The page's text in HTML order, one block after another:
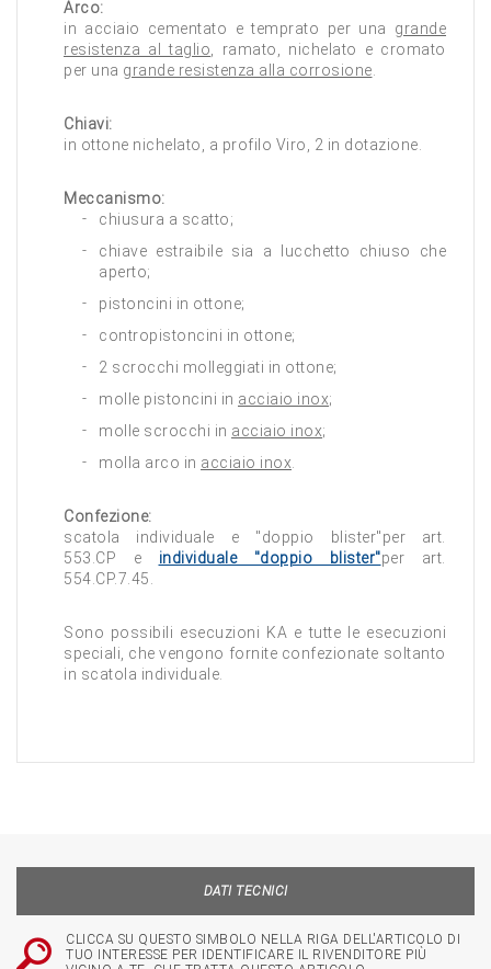
Arco:
in acciaio cementato e temprato per una grande
resistenza al taglio , ramato, nichelato e cromato
per una grande resistenza alla corrosione
Chiavi:
in ottone nichelato, a profilo Viro, 2 in dotazione.
Meccanismo:
chiusura a scatto;
chiave estraibile sia a lucchetto chiuso che
aperto;
pistoncini in ottone;
contropistoncini in ottone;
2 scrocchi molleggiati in ottone;
molle pistoncini in acciaio inox;
molle scrocchi in acciaio inox;
molla arco in acciaio inox
Confezione:
scatola individuale e "doppio blister"per art.
553.CP e individuale "doppio blister"per art.
554.CP.7.45.
Sono possibili esecuzioni KA e tutte le esecuzioni
speciali, che vengono fornite confezionate soltanto
in scatola individuale.
DATI TECNICI
CLICCA SU QUESTO SIMBOLO NELLA RIGA DELL'ARTICOLO DI
TUO INTERESSE PER IDENTIFICARE IL RIVENDITORE PIÙ